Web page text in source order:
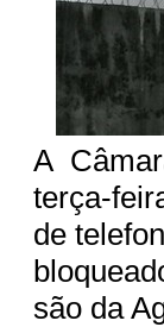
A
terça-
de
são da